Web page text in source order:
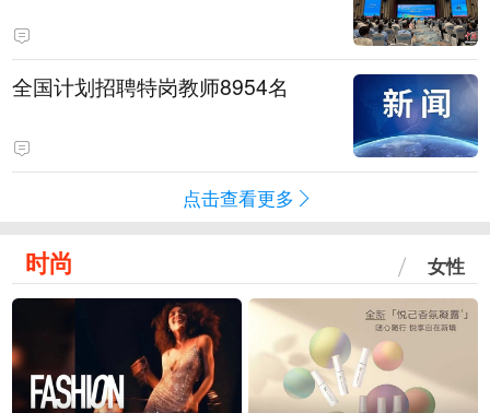
全国计划招聘特岗教师8954名
点击查看更多
时尚 女性